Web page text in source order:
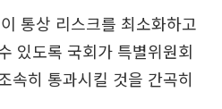
통상 리스크를 최소화하고
있도록 국회가 특별위원회
속히 통과시킬 것을 간곡히